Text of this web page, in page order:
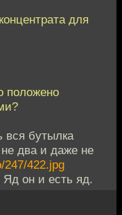
для
положено
вся бутылка
два и даже не
422.jpg
он и есть яд.